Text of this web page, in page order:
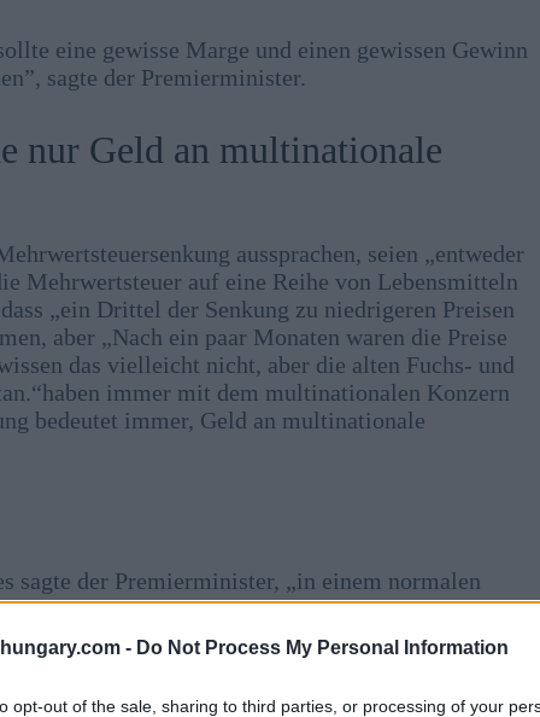
- Do Not Process My Personal Information
opt-out of the sale, sharing to third parties, or processing of your
eine gewisse Marge und einen gewissen Gewinn
sagte der Premierminister.
nur Geld an multinationale
aussprachen, seien „entweder
Mehrwertsteuer auf eine Reihe von Lebensmitteln
„ein Drittel der Senkung zu niedrigeren Preisen
aber „Nach ein paar Monaten waren die Preise
das vielleicht nicht, aber die alten Fuchs- und
immer mit dem multinationalen Konzern
bedeutet immer, Geld an multinationale
sagte der Premierminister, „in einem normalen
der Kinderschutz zusammenpassen. „Aber nicht,
Geschlechts oder gleichgeschlechtlichen Partnern
Aktivisten in die Schulen sperren und
Teil des Lebens wissen sollten, anstatt dass